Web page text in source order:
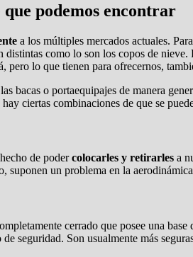
podemos encontrar
a los múltiples mercados actuales.
distintas como lo son los copos de
pero lo que tienen para ofrecernos,
bacas o portaequipajes de manera
ciertas combinaciones de que se
de podercolocarles y retirarles a
suponen un problema en la
cerrado que posee una
seguridad. Son usualmente más